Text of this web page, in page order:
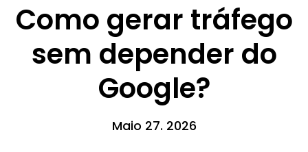
Como gerar tráfego
sem depender do
Google?
Maio 27. 2026